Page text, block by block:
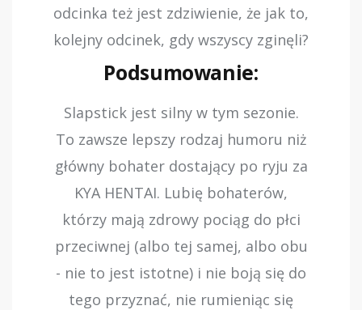
odcinka też jest zdziwienie, że jak to,
kolejny odcinek, gdy wszyscy zginęli?
Podsumowanie:
Slapstick jest silny w tym sezonie.
To zawsze lepszy rodzaj humoru niż
główny bohater dostający po ryju za
KYA HENTAI. Lubię bohaterów,
którzy mają zdrowy pociąg do płci
przeciwnej (albo tej samej, albo obu
- nie to jest istotne) i nie boją się do
tego przyznać, nie rumieniąc się